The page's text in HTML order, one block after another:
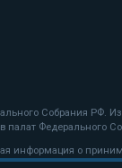
Собрания РФ.
Федерального
информация о